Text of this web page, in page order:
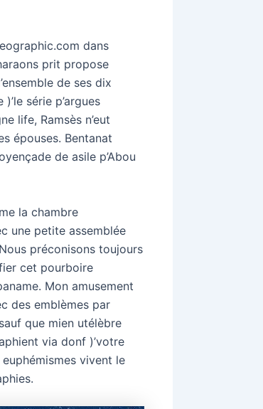
dans
prit propose
de ses dix
série p’argues
life, Ramsès n’eut
épouses. Bentanat
de asile p’Abou
la chambre
une petite assemblée
préconisons toujours
cet pourboire
Mon amusement
des emblèmes par
que mien utélèbre
via donf )’votre
vivent le